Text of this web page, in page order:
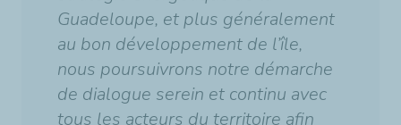
Guadeloupe, et plus généralement
au bon développement de l’île,
nous poursuivrons notre démarche
de dialogue serein et continu avec
tous les acteurs du territoire afin